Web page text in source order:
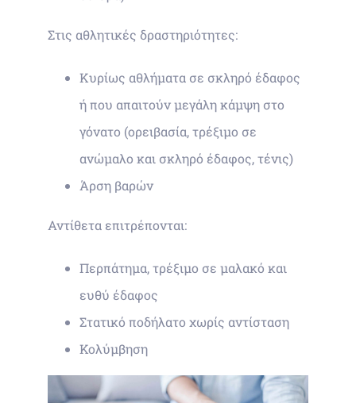
Στις αθλητικές δραστηριότητες:
Κυρίως αθλήματα σε σκληρό έδαφος
ή που απαιτούν μεγάλη κάμψη στο
γόνατο (ορειβασία, τρέξιμο σε
ανώμαλο και σκληρό έδαφος, τένις)
Άρση βαρών
Αντίθετα επιτρέπονται:
Περπάτημα, τρέξιμο σε μαλακό και
ευθύ έδαφος
Στατικό ποδήλατο χωρίς αντίσταση
Κολύμβηση